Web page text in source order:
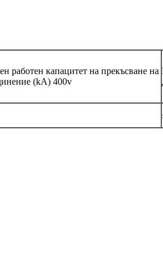
работен капацитет на прекъсване на
(kA) 400v